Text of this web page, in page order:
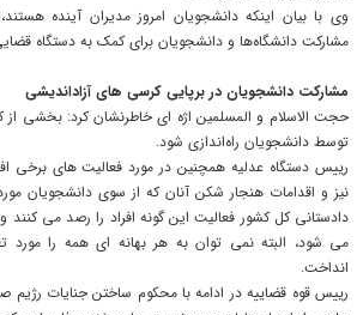
وی با بیان اینکه دانشجویان امروز مدیران آینده
مشارکت دانشگاه‌ها و دانشجویان برای کمک به دستگاه
مشارکت دانشجویان در برپایی کرسی های آزاداندیشی
حجت الاسلام و المسلمین اژه ای خاطرنشان کرد: بخشی از
توسط دانشجویان راه‌اندازی شود.
رییس دستگاه عدلیه همچنین در مورد فعالیت های برخی
نیز و اقدامات هنجار شکن آنان که از سوی دانشجویان
دادستانی کل کشور فعالیت این گونه افراد را رصد می کنند
می شود، البته نمی توان به هر بهانه ای همه را مورد
انداخت.
رییس قوه قضاییه در ادامه با محکوم ساختن جنایات رژیم